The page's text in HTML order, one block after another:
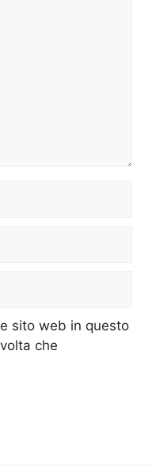
sito web in questo
che